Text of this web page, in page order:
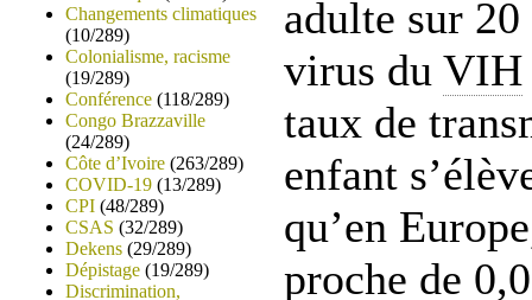
Changements climatiques
(10/289)
Colonialisme, racisme
(19/289)
Conférence (118/289)
Congo Brazzaville
(24/289)
Côte d’Ivoire (263/289)
COVID-19 (13/289)
CPI (48/289)
CSAS (32/289)
Dekens (29/289)
Dépistage (19/289)
Discrimination,
adulte sur
virus du VIH
taux de
enfant
qu’en
proche de